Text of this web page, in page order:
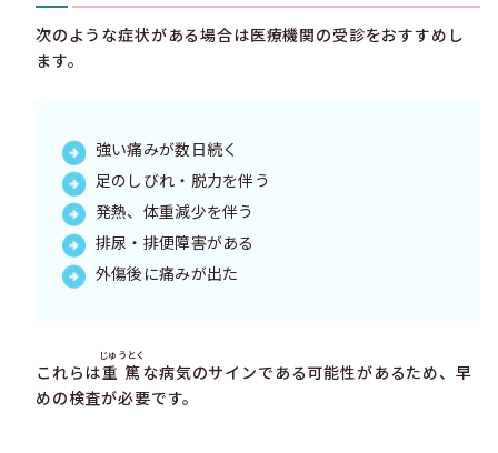
次のような症状がある場合は医療機関の受診をおすすめし
ます。
強い痛みが数日続く
足のしびれ・脱力を伴う
発熱、体重減少を伴う
排尿・排便障害がある
外傷後に痛みが出た
これらは重篤
じゅうとく
な病気のサインである可能性があるため、早
めの検査が必要です。